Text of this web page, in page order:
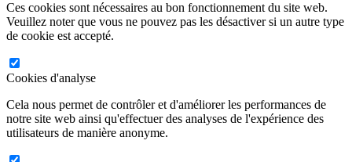
Ces cookies sont nécessaires au bon fonctionnement du site web.
Veuillez noter que vous ne pouvez pas les désactiver si un autre type
de cookie est accepté.
Cookies d'analyse
Cela nous permet de contrôler et d'améliorer les performances de
notre site web ainsi qu'effectuer des analyses de l'expérience des
utilisateurs de manière anonyme.